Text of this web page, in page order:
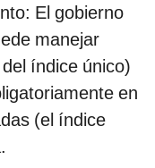
El gobierno
manejar
índice único)
en
(el índice